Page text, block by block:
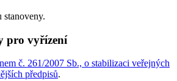
stanoveny.
pro vyřízení
č. 261/2007 Sb., o stabilizaci veřejných
předpisů.